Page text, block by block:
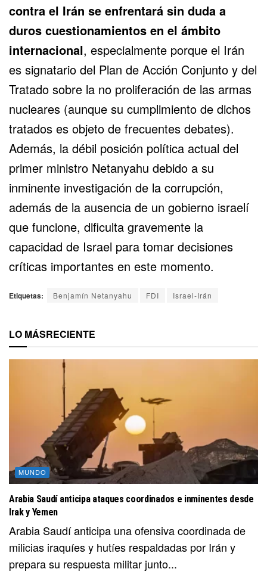
contra el Irán se enfrentará sin duda a
duros cuestionamientos en el ámbito
internacional, especialmente porque el Irán
es signatario del Plan de Acción Conjunto y del
Tratado sobre la no proliferación de las armas
nucleares (aunque su cumplimiento de dichos
tratados es objeto de frecuentes debates).
Además, la débil posición política actual del
primer ministro Netanyahu debido a su
inminente investigación de la corrupción,
además de la ausencia de un gobierno israelí
que funcione, dificulta gravemente la
capacidad de Israel para tomar decisiones
críticas importantes en este momento.
Etiquetas: Benjamín Netanyahu FDI Israel-Irán
LO MÁSRECIENTE
MUNDO
Arabia Saudí anticipa ataques coordinados e inminentes desde
Irak y Yemen
Arabia Saudí anticipa una ofensiva coordinada de
milicias iraquíes y hutíes respaldadas por Irán y
prepara su respuesta militar junto...